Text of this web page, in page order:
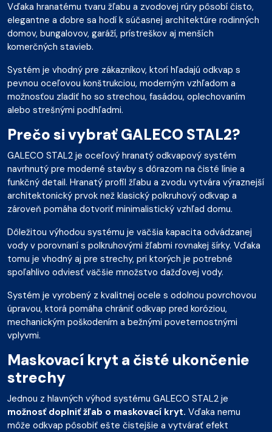
Vďaka hranatému tvaru žľabu a zvodovej rúry pôsobí čisto,
elegantne a dobre sa hodí k súčasnej architektúre rodinných
domov, bungalovov, garáží, prístreškov aj menších
komerčných stavieb.
Systém je vhodný pre zákazníkov, ktorí hľadajú odkvap s
pevnou oceľovou konštrukciou, moderným vzhľadom a
možnosťou zladiť ho so strechou, fasádou, oplechovaním
alebo strešnými podhľadmi.
Prečo si vybrať GALECO STAL2?
GALECO STAL2 je oceľový hranatý odkvapový systém
navrhnutý pre moderné stavby s dôrazom na čisté línie a
funkčný detail. Hranatý profil žľabu a zvodu vytvára výraznejší
architektonický prvok než klasický polkruhový odkvap a
zároveň pomáha dotvoriť minimalistický vzhľad domu.
Dôležitou výhodou systému je väčšia kapacita odvádzanej
vody v porovnaní s polkruhovými žľabmi rovnakej šírky. Vďaka
tomu je vhodný aj pre strechy, pri ktorých je potrebné
spoľahlivo odviesť väčšie množstvo dažďovej vody.
Systém je vyrobený z kvalitnej ocele s odolnou povrchovou
úpravou, ktorá pomáha chrániť odkvap pred koróziou,
mechanickým poškodením a bežnými poveternostnými
vplyvmi.
Maskovací kryt a čisté ukončenie
strechy
Jednou z hlavných výhod systému GALECO STAL2 je
možnosť doplniť žľab o maskovací kryt. Vďaka nemu
môže odkvap pôsobiť ešte čistejšie a vytvárať efekt